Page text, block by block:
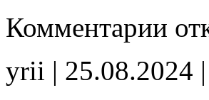
Комментарии записи
Stage1
SAP_off
yrii | 25.08.2024